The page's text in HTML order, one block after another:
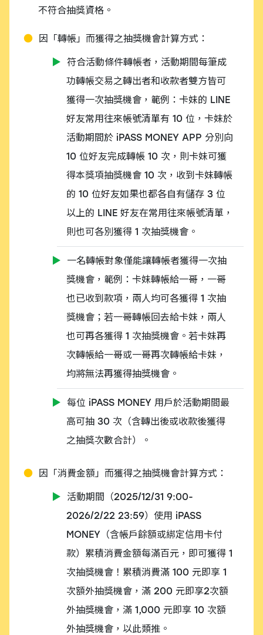
不符合抽獎資格。
因「轉帳」而獲得之抽獎機會計算方式：
符合活動條件轉帳者，活動期間每筆成
功轉帳交易之轉出者和收款者雙方皆可
獲得一次抽獎機會，範例：卡妹的 LINE
好友常用往來帳號清單有 10 位，卡妹於
活動期間於 iPASS MONEY APP 分別向
10 位好友完成轉帳 10 次，則卡妹可獲
得本獎項抽獎機會 10 次，收到卡妹轉帳
的 10 位好友如果也都各自有儲存 3 位
以上的 LINE 好友在常用往來帳號清單，
則也可各別獲得 1 次抽獎機會。
一名轉帳對象僅能讓轉帳者獲得一次抽
獎機會，範例：卡妹轉帳給一哥，一哥
也已收到款項，兩人均可各獲得 1 次抽
獎機會；若一哥轉帳回去給卡妹，兩人
也可再各獲得 1 次抽獎機會。若卡妹再
次轉帳給一哥或一哥再次轉帳給卡妹，
均將無法再獲得抽獎機會。
每位 iPASS MONEY 用戶於活動期間最
高可抽 30 次（含轉出後或收款後獲得
之抽獎次數合計）。
因「消費金額」而獲得之抽獎機會計算方式：
活動期間（2025/12/31 9:00-
2026/2/22 23:59）使用 iPASS
MONEY（含帳戶餘額或綁定信用卡付
款）累積消費金額每滿百元，即可獲得 1
次抽獎機會！累積消費滿 100 元即享 1
次額外抽獎機會，滿 200 元即享2次額
外抽獎機會，滿 1,000 元即享 10 次額
外抽獎機會，以此類推。